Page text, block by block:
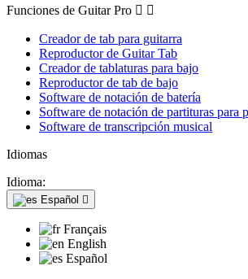
Funciones de Guitar Pro  
Creador de tab para guitarra
Reproductor de Guitar Tab
Creador de tablaturas para bajo
Reproductor de tab de bajo
Software de notación de batería
Software de notación de partituras para
Software de transcripción musical
Idiomas
Idioma:
Español 
Français
English
Español